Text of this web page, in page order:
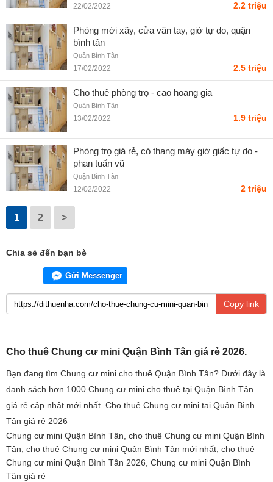
22/02/2022 2.2 triệu
Phòng mới xây, cửa vân tay, giờ tự do, quận
bình tân
Quận Bình Tân
17/02/2022 2.5 triệu
Cho thuê phòng trọ - cao hoang gia
Quận Bình Tân
13/02/2022 1.9 triệu
Phòng trọ giá rẻ, có thang máy giờ giấc tự do -
phan tuấn vũ
Quận Bình Tân
12/02/2022 2 triệu
1 2 >
Chia sẻ đến bạn bè
Gửi Messenger
Copy link
Cho thuê Chung cư mini Quận Bình Tân giá rẻ 2026.
Bạn đang tìm Chung cư mini cho thuê Quận Bình Tân? Dưới đây là
danh sách hơn 1000 Chung cư mini cho thuê tại Quận Bình Tân
giá rẻ cập nhật mới nhất. Cho thuê Chung cư mini tại Quận Bình
Tân giá rẻ 2026
Chung cư mini Quận Bình Tân, cho thuê Chung cư mini Quận Bình
Tân, cho thuê Chung cư mini Quận Bình Tân mới nhất, cho thuê
Chung cư mini Quận Bình Tân 2026, Chung cư mini Quận Bình
Tân giá rẻ